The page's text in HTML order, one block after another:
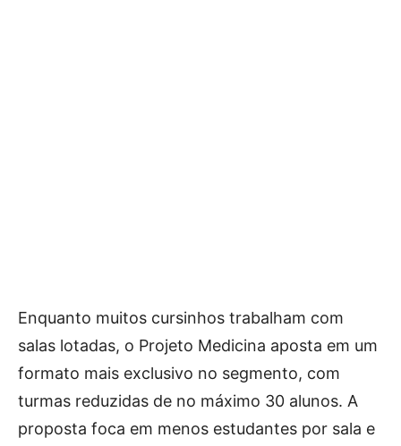
Enquanto muitos cursinhos trabalham com
salas lotadas, o Projeto Medicina aposta em um
formato mais exclusivo no segmento, com
turmas reduzidas de no máximo 30 alunos. A
proposta foca em menos estudantes por sala e